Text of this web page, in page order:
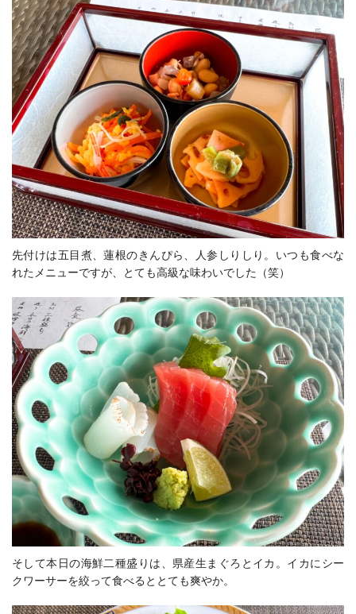
先付けは五目煮、蓮根のきんぴら、人参しりしり。いつも食べな
れたメニューですが、とても高級な味わいでした（笑）
そして本日の海鮮二種盛りは、県産生まぐろとイカ。イカにシー
クワーサーを絞って食べるととても爽やか。